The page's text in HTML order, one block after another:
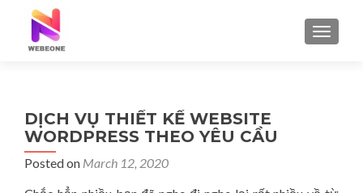
DỊCH VỤ THIẾT KẾ WEBSITE
WORDPRESS THEO YÊU CẦU
Posted on March 12, 2020